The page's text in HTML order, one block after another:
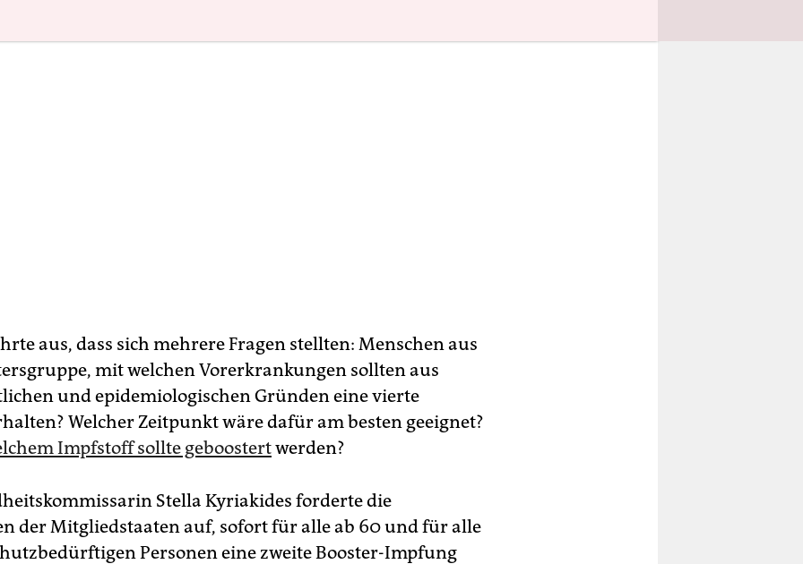
aus, dass sich mehrere Fragen stellten: Menschen aus
mit welchen Vorerkrankungen sollten aus
und epidemiologischen Gründen eine vierte
Welcher Zeitpunkt wäre dafür am besten geeignet?
Impfstoff sollte geboostertwerden?
Stella Kyriakides forderte die
der Mitgliedstaaten auf, sofort für alle ab 60 und für alle
Personen eine zweite Booster-Impfung